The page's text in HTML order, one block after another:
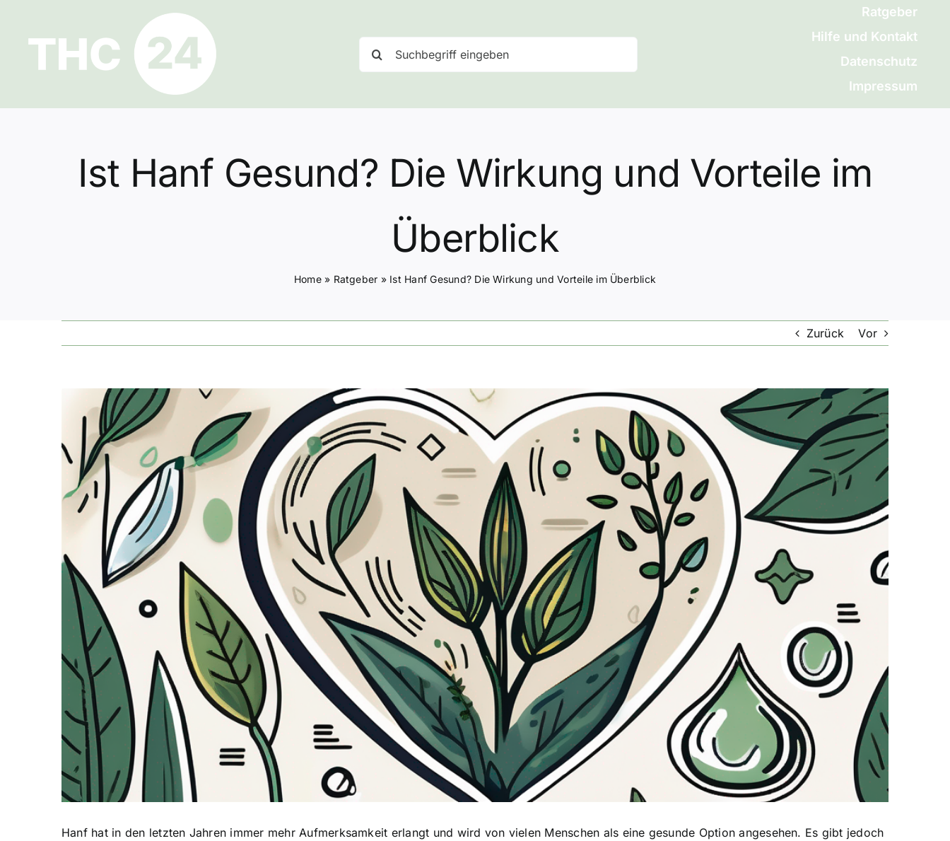
springen
nach:
Ratgeber
Hilfe und Kontakt
Datenschutz
Impressum
Ist Hanf Gesund? Die Wirkung und Vorteile im
Überblick
Home» Ratgeber » Ist Hanf Gesund? Die Wirkung und Vorteile im Überblick
Zurück Vor
grösseres
Hanf hat in den letzten Jahren immer mehr Aufmerksamkeit erlangt und wird von vielen Menschen als eine gesunde Option angesehen. Es gibt jedoch